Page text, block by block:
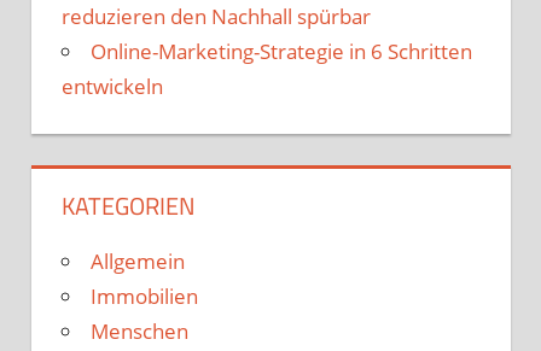
reduzieren den Nachhall spürbar
Online-Marketing-Strategie in 6 Schritten
entwickeln
KATEGORIEN
Allgemein
Immobilien
Menschen